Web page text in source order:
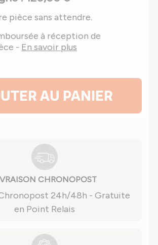
pièce sans attendre.
à réception de
- En savoir plus
AU PANIER
CHRONOPOST
24h/48h - Gratuite
en Point Relais